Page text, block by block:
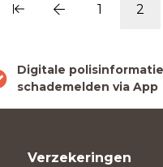
1 2
Digitale
schademelden via App
Verzekeringen